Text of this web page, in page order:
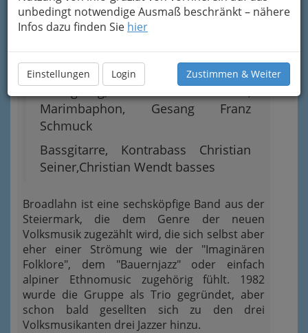
unbedingt notwendige Ausmaß beschränkt – nähere
Infos dazu finden Sie hier
Einstellungen Login Zustimmen & Weiter
Gesang, Gitarre Josef Ofner
Saxophon, Klarinette Reinhard
Grube
Schlagzeug, Perkussion,
Marimbaphon, Gesang Franz
Schmuck
Bassgitarre, Kontrabass Christian
Seiner,Christian Wendt basses
Broadlahn ist eine sechsköpfige Band aus der
Steiermark, die dem Genre der neuen
Volksmusik zugezählt wird, die sich selbst aber
eher einer Strömung wie der "Imaginären
Folklore", dem "Bauernjazz" oder einfach
alpiner Ethnomusic zugehörig fühlt. 1982
wurde die Gruppe als Trio gegründet, aber
schon bald gesellten sich zu den drei
Volksmusikanten drei Jazzer hinzu.